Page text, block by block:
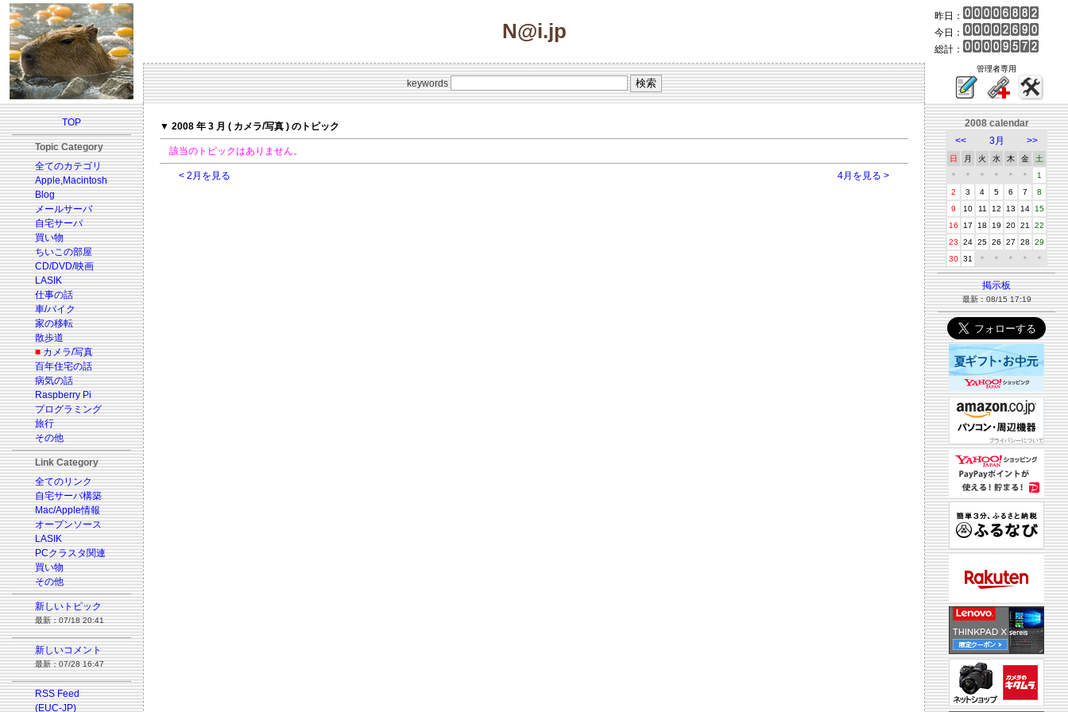
N@i.jp
昨日：
今日：
総計：
keywords
管理者専用
TOP
Topic Category
全てのカテゴリ
Apple,Macintosh
Blog
メールサーバ
自宅サーバ
買い物
ちいこの部屋
CD/DVD/映画
LASIK
仕事の話
車/バイク
家の移転
散歩道
■ カメラ/写真
百年住宅の話
病気の話
Raspberry Pi
プログラミング
旅行
その他
Link Category
全てのリンク
自宅サーバ構築
Mac/Apple情報
オープンソース
LASIK
PCクラスタ関連
買い物
その他
新しいトピック
最新：07/18 20:41
新しいコメント
最新：07/28 16:47
RSS Feed
(EUC-JP)
▼ 2008 年 3 月 ( カメラ/写真 ) のトピック
該当のトピックはありません。
< 2月を見る 4月を見る >
2008 calendar
<<
3月 >>
日 月 火 水 木 金
土
＊
＊ ＊ ＊ ＊ ＊
1
2
3 4 5 6 7
8
9
10 11 12 13 14
15
16
17 18 19 20 21
22
23
24 25 26 27 28
29
30 31 ＊ ＊ ＊ ＊ ＊
掲示板
最新：08/15 17:19